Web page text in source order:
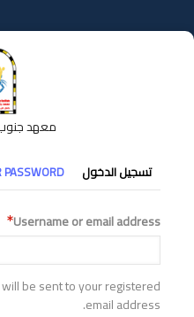
إلى
المحتوى
معهد
التبويبات
الأساسية
تسجيل الدخول PASSWORD
Username or email address
be sent to your registered
email address.